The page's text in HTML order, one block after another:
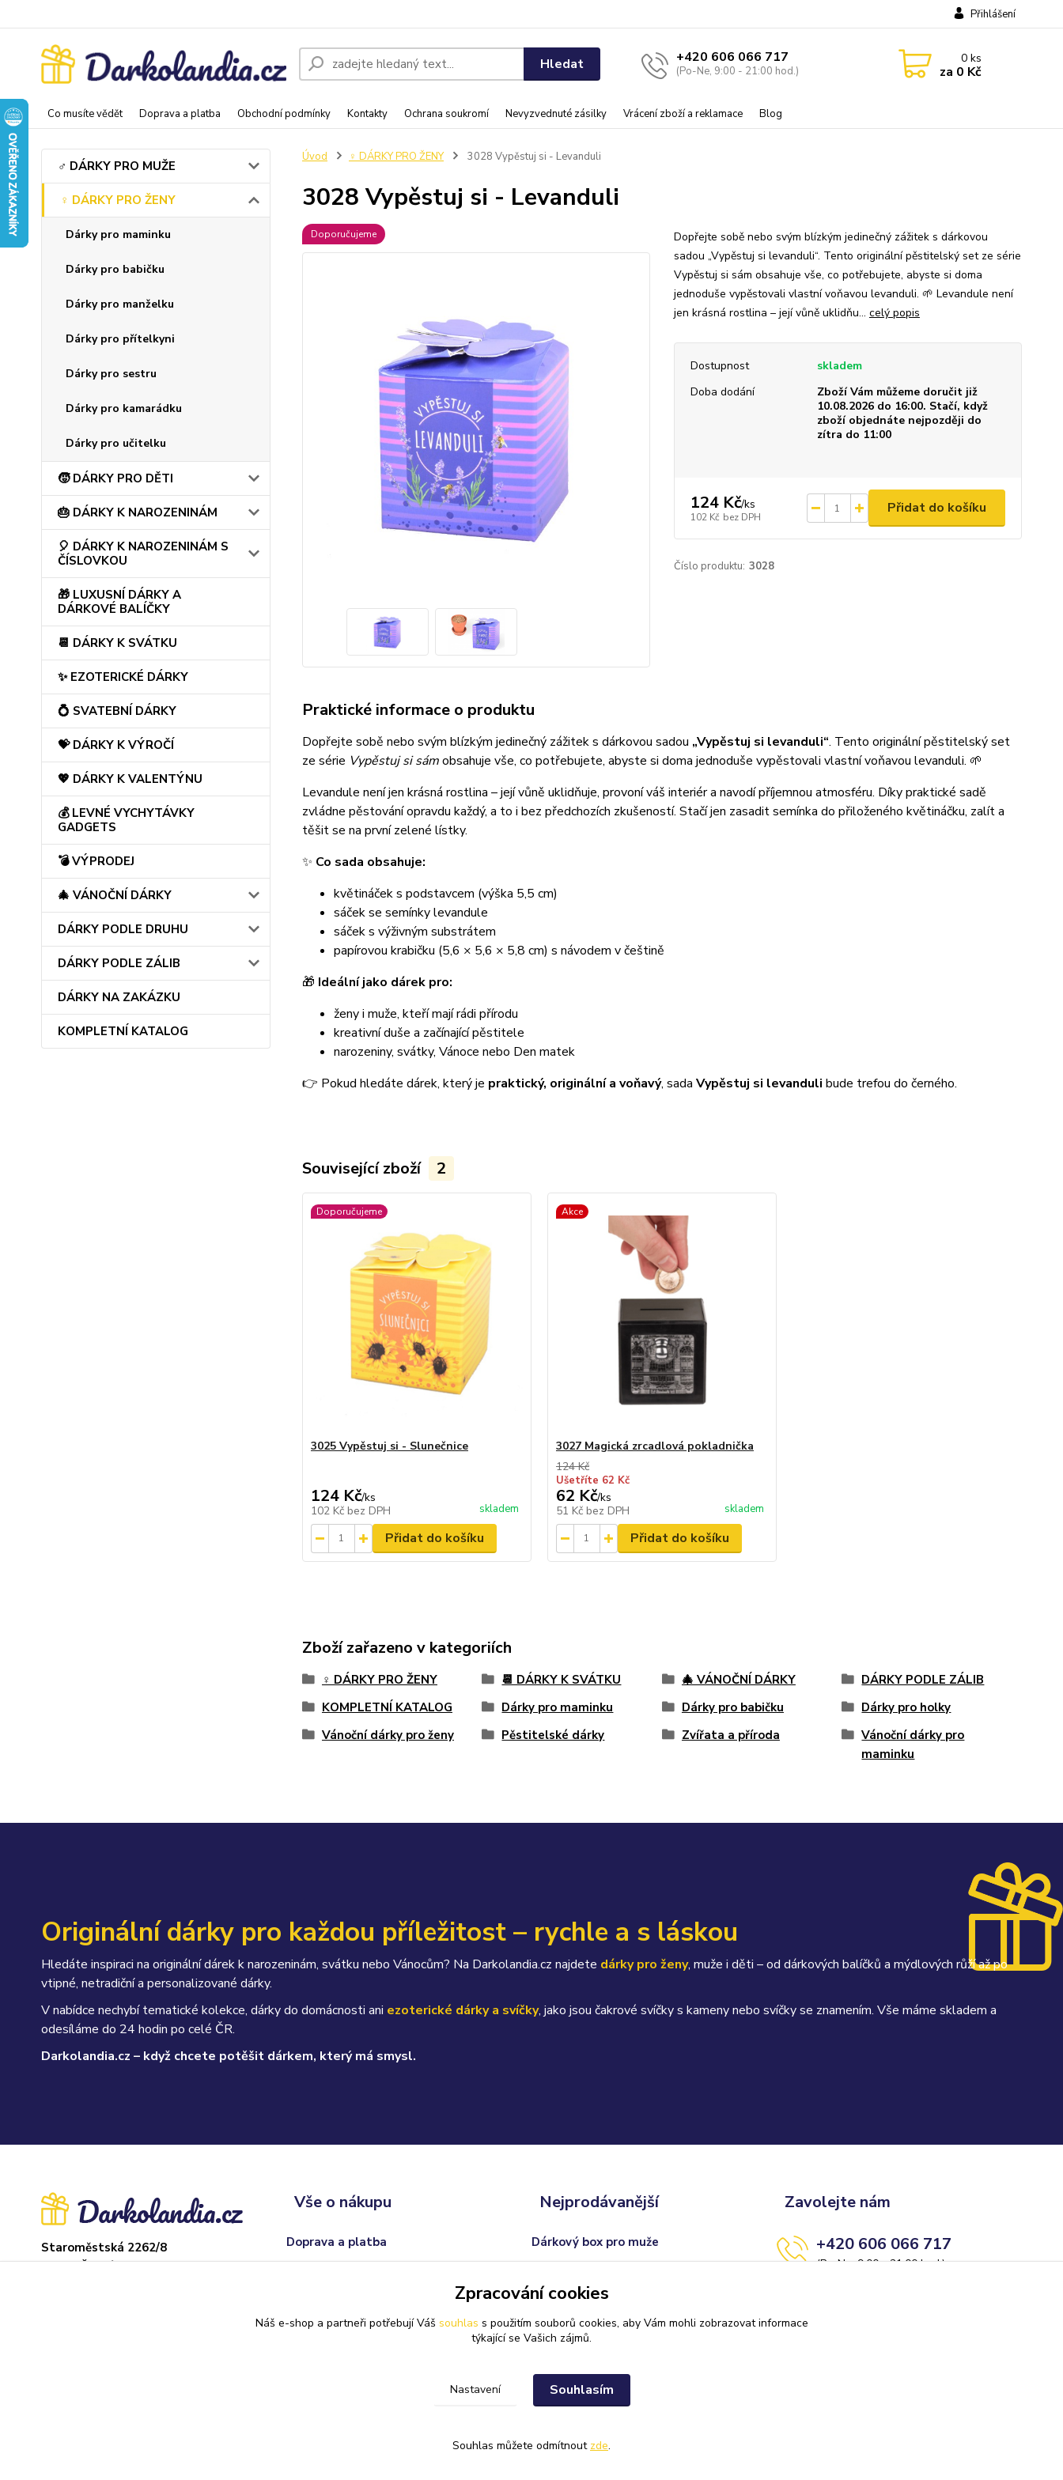
Co musíte vědět Doprava a platba Obchodní podmínky Kontakty Ochrana soukromí Nevyzvednuté zásilky Vrácení zboží a reklamace Blog
Přihlášení
Hledat +420 606 066 717
(Po-Ne, 9:00 - 21:00 hod.)
0ks
za 0 Kč
♂️ DÁRKY PRO MUŽE
♀️ DÁRKY PRO ŽENY
Dárky pro maminku
Dárky pro babičku
Dárky pro manželku
Dárky pro přítelkyni
Dárky pro sestru
Dárky pro kamarádku
Dárky pro učitelku
🧒 DÁRKY PRO DĚTI
🎂 DÁRKY K NAROZENINÁM
🎈 DÁRKY K NAROZENINÁM S
ČÍSLOVKOU
🎁 LUXUSNÍ DÁRKY A
DÁRKOVÉ BALÍČKY
📆 DÁRKY K SVÁTKU
✨ EZOTERICKÉ DÁRKY
💍 SVATEBNÍ DÁRKY
💝 DÁRKY K VÝROČÍ
💖 DÁRKY K VALENTÝNU
💰 LEVNÉ VYCHYTÁVKY
GADGETS
💣 VÝPRODEJ
🎄 VÁNOČNÍ DÁRKY
DÁRKY PODLE DRUHU
DÁRKY PODLE ZÁLIB
DÁRKY NA ZAKÁZKU
KOMPLETNÍ KATALOG
Úvod ♀️ DÁRKY PRO ŽENY 3028 Vypěstuj si - Levanduli
3028 Vypěstuj si - Levanduli
Doporučujeme
Dopřejte sobě nebo svým blízkým jedinečný zážitek s dárkovou
sadou „Vypěstuj si levanduli“. Tento originální pěstitelský set ze série
Vypěstuj si sám obsahuje vše, co potřebujete, abyste si doma
jednoduše vypěstovali vlastní voňavou levanduli. 🌱 Levandule není
jen krásná rostlina – její vůně uklidňu... celý popis
Dostupnost
skladem
Doba dodání
Zboží Vám můžeme doručit již
10.08.2026 do 16:00. Stačí, když
zboží objednáte nejpozději do
zítra do 11:00
124 Kč/ks
102 Kč bez DPH
Přidat do košíku
Číslo produktu: 3028
Praktické informace o produktu
Dopřejte sobě nebo svým blízkým jedinečný zážitek s dárkovou sadou „Vypěstuj si levanduli“. Tento originální pěstitelský set
ze série Vypěstuj si sámobsahuje vše, co potřebujete, abyste si doma jednoduše vypěstovali vlastní voňavou levanduli. 🌱
Levandule není jen krásná rostlina – její vůně uklidňuje, provoní váš interiér a navodí příjemnou atmosféru. Díky praktické sadě
zvládne pěstování opravdu každý, a to i bez předchozích zkušeností. Stačí jen zasadit semínka do přiloženého květináčku, zalít a
těšit se na první zelené lístky.
✨ Co sada obsahuje:
květináček s podstavcem (výška 5,5 cm)
sáček se semínky levandule
sáček s výživným substrátem
papírovou krabičku (5,6 × 5,6 × 5,8 cm) s návodem v češtině
🎁 Ideální jako dárek pro:
ženy i muže, kteří mají rádi přírodu
kreativní duše a začínající pěstitele
narozeniny, svátky, Vánoce nebo Den matek
👉 Pokud hledáte dárek, který je praktický, originální a voňavý, sada Vypěstuj si levanduli bude trefou do černého.
Související zboží 2
Doporučujeme
3025 Vypěstuj si - Slunečnice
124 Kč/ks
102 Kč bez DPH skladem
Přidat do košíku
Akce
3027 Magická zrcadlová pokladnička
124 Kč
Ušetříte 62 Kč
62 Kč/ks
51 Kč bez DPH skladem
Přidat do košíku
Zboží zařazeno v kategoriích
♀️ DÁRKY PRO ŽENY 📆 DÁRKY K SVÁTKU 🎄 VÁNOČNÍ DÁRKY
DÁRKY PODLE ZÁLIB
KOMPLETNÍ KATALOG
Dárky pro maminku Dárky pro babičku
Dárky pro holky
Vánoční dárky pro ženy
Pěstitelské dárky Zvířata a příroda
Vánoční dárky pro
maminku
Originální dárky pro každou příležitost – rychle a s láskou
Hledáte inspiraci na originální dárek k narozeninám, svátku nebo Vánocům? Na Darkolandia.cz najdete dárky pro ženy, muže i děti – od dárkových balíčků a mýdlových růží až po
vtipné, netradiční a personalizované dárky.
V nabídce nechybí tematické kolekce, dárky do domácnosti ani ezoterické dárky a svíčky, jako jsou čakrové svíčky s kameny nebo svíčky se znamením. Vše máme skladem a
odesíláme do 24 hodin po celé ČR.
Darkolandia.cz – když chcete potěšit dárkem, který má smysl.
Staroměstská 2262/8
37004 České Budějovice
Vše o nákupu
Doprava a platba
Nejprodávanější
Dárkový box pro muže
Svatební skleničky na sekt
Zavolejte nám
+420 606 066 717
(Po-Ne, 9:00 - 21:00 hod.)
Zpracování cookies
Náš e-shop a partneři potřebují Váš souhlas s použitím souborů cookies, aby Vám mohli zobrazovat informace
týkající se Vašich zájmů.
Nastavení Souhlasím
Souhlas můžete odmítnout zde.